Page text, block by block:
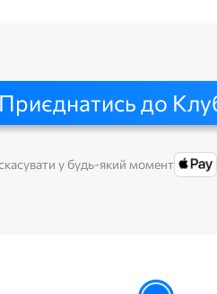
Приєднатись до
у будь-який момент